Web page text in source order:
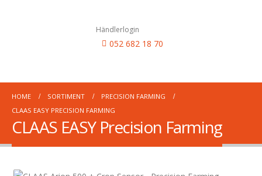
Händlerlogin
052 682 18 70
HOME SORTIMENT
PRECISION FARMING
CLAAS EASY PRECISION FARMING
CLAAS EASY Precision Farming